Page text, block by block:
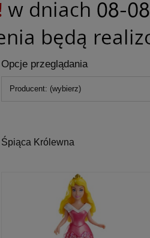
Opcje przeglądania
Producent: (wybierz)
Śpiąca Królewna